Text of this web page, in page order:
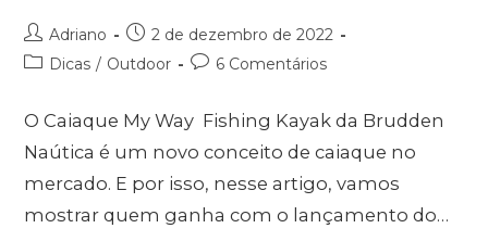
Adriano
2 de dezembro de 2022
Dicas / Outdoor 6 Comentários
O Caiaque My Way Fishing Kayak da Brudden
Naútica é um novo conceito de caiaque no
mercado. E por isso, nesse artigo, vamos
mostrar quem ganha com o lançamento do…